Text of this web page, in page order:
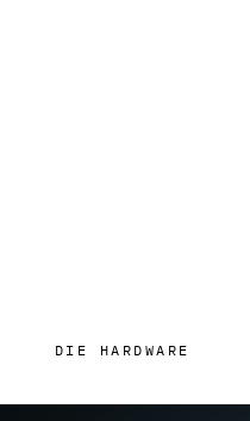
DIE HARDWARE